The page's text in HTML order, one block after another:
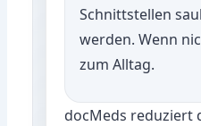
Schnittstellen
werden. Wenn
zum Alltag.
docMeds reduziert